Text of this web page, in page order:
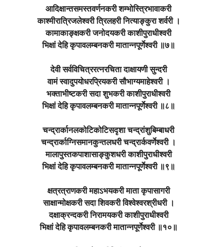
आदिक्षान्तसमस्तवर्णनकरी शम्भोस्त्रिभावाकरी
काश्मीरात्रिजलेश्वरी त्रिलहरी नित्याङ्कुरा शर्वरी ।
कामाकाङ्क्षकरी जनोदयकरी काशीपुराधीश्वरी
भिक्षां देहि कृपावलम्बनकरी मातान्नपूर्णेश्वरी ॥७॥
देवी सर्वविचित्ररत्नरचिता दाक्षायणी सुन्दरी
वामं स्वादुपयोधरप्रियकरी सौभाग्यमाहेश्वरी ।
भक्ताभीष्टकरी सदा शुभकरी काशीपुराधीश्वरी
भिक्षां देहि कृपावलम्बनकरी मातान्नपूर्णेश्वरी ॥८॥
चन्द्रार्कानलकोटिकोटिसदृशा चन्द्रांशुबिम्बाधरी
चन्द्रार्काग्निसमानकुन्तलधरी चन्द्रार्कवर्णेश्वरी ।
मालापुस्तकपाशासाङ्कुशधरी काशीपुराधीश्वरी
भिक्षां देहि कृपावलम्बनकरी मातान्नपूर्णेश्वरी ॥९॥
क्षत्रत्राणकरी महाऽभयकरी माता कृपासागरी
साक्षान्मोक्षकरी सदा शिवकरी विश्वेश्वरश्रीधरी ।
दक्षाक्रन्दकरी निरामयकरी काशीपुराधीश्वरी
भिक्षां देहि कृपावलम्बनकरी मातान्नपूर्णेश्वरी ॥१०॥